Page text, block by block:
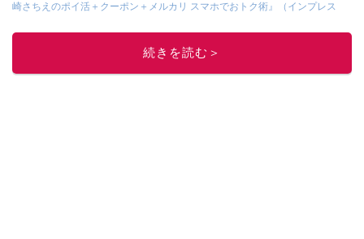
崎さちえのポイ活＋クーポン＋メルカリ スマホでおトク術』（インプレス
的に稼ぐ！』（翔泳社刊）
■経歴：2003年、夫が子育てをするために、突然会社を辞める。翌月からの
続きを読む＞